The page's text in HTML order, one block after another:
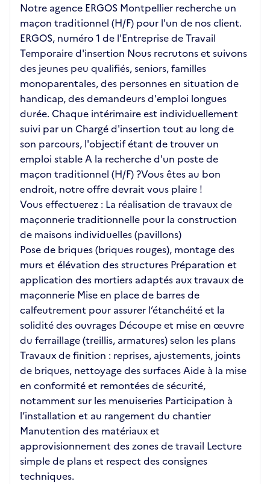
Notre agence ERGOS Montpellier recherche un
maçon traditionnel (H/F) pour l'un de nos client.
ERGOS, numéro 1 de l'Entreprise de Travail
Temporaire d'insertion Nous recrutons et suivons
des jeunes peu qualifiés, seniors, familles
monoparentales, des personnes en situation de
handicap, des demandeurs d'emploi longues
durée. Chaque intérimaire est individuellement
suivi par un Chargé d'insertion tout au long de
son parcours, l'objectif étant de trouver un
emploi stable A la recherche d'un poste de
maçon traditionnel (H/F) ?Vous êtes au bon
endroit, notre offre devrait vous plaire !
Vous effectuerez : La réalisation de travaux de
maçonnerie traditionnelle pour la construction
de maisons individuelles (pavillons)
Pose de briques (briques rouges), montage des
murs et élévation des structures Préparation et
application des mortiers adaptés aux travaux de
maçonnerie Mise en place de barres de
calfeutrement pour assurer l’étanchéité et la
solidité des ouvrages Découpe et mise en œuvre
du ferraillage (treillis, armatures) selon les plans
Travaux de finition : reprises, ajustements, joints
de briques, nettoyage des surfaces Aide à la mise
en conformité et remontées de sécurité,
notamment sur les menuiseries Participation à
l’installation et au rangement du chantier
Manutention des matériaux et
approvisionnement des zones de travail Lecture
simple de plans et respect des consignes
techniques.